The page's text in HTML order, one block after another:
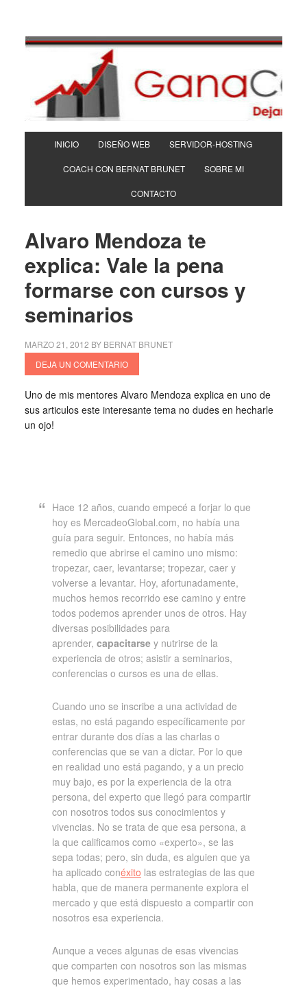
INICIO DISEÑO WEB SERVIDOR-HOSTING
COACH CON BERNAT BRUNET SOBRE MI
CONTACTO
Alvaro Mendoza te
explica: Vale la pena
formarse con cursos y
seminarios
MARZO 21, 2012 BY BERNAT BRUNET
DEJA UN COMENTARIO
Uno de mis mentores Alvaro Mendoza explica en uno de
sus articulos este interesante tema no dudes en hecharle
un ojo!
Hace 12 años, cuando empecé a forjar lo que
hoy es MercadeoGlobal.com, no había una
guía para seguir. Entonces, no había más
remedio que abrirse el camino uno mismo:
tropezar, caer, levantarse; tropezar, caer y
volverse a levantar. Hoy, afortunadamente,
muchos hemos recorrido ese camino y entre
todos podemos aprender unos de otros. Hay
diversas posibilidades para
aprender, capacitarsey nutrirse de la
experiencia de otros; asistir a seminarios,
conferencias o cursos es una de ellas.
Cuando uno se inscribe a una actividad de
estas, no está pagando específicamente por
entrar durante dos días a las charlas o
conferencias que se van a dictar. Por lo que
en realidad uno está pagando, y a un precio
muy bajo, es por la experiencia de la otra
persona, del experto que llegó para compartir
con nosotros todos sus conocimientos y
vivencias. No se trata de que esa persona, a
la que calificamos como «experto», se las
sepa todas; pero, sin duda, es alguien que ya
ha aplicado conéxito las estrategias de las que
habla, que de manera permanente explora el
mercado y que está dispuesto a compartir con
nosotros esa experiencia.
Aunque a veces algunas de esas vivencias
que comparten con nosotros son las mismas
que hemos experimentado, hay cosas a las